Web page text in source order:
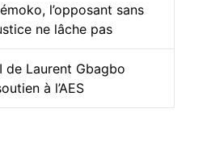
l’opposant sans
ne lâche pas
de Laurent Gbagbo
à l’AES